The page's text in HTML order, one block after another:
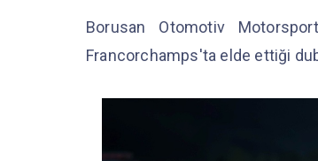
Borusan Otomotiv
Francorchamps'ta elde ettiği